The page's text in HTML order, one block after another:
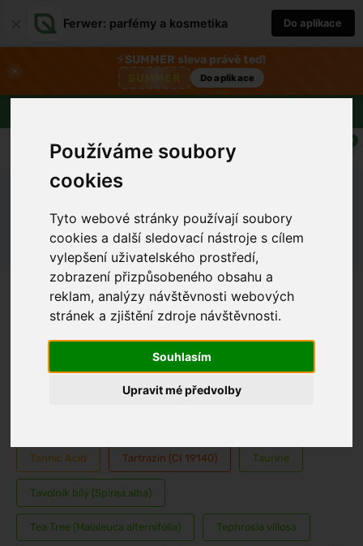
Používáme soubory
cookies
Tyto webové stránky používají soubory
cookies a další sledovací nástroje s cílem
vylepšení uživatelského prostředí,
zobrazení přizpůsobeného obsahu a
reklam, analýzy návštěvnosti webových
stránek a zjištění zdroje návštěvnosti.
Souhlasím
Upravit mé předvolby
Ferwer: parfémy a kosmetika Do aplikace
×
⚡SUMMER sleva právě teď!
Do aplikace
0
Látky začínající písmenem "T"
TAED Tall Mulla Mulla Tallow
Tamanu (Calophyllum Inophyllum)
Tamarind indický (Tamarindus indica)
Tannic Acid Tartrazin (CI 19140) Taurine
Tavolník bílý (Spirea alba)
Tea Tree (Malaleuca alternifolia) Tephrosia villosa